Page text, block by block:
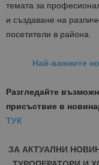
темата за
и създаване на
посетители в района.
Най-важните
Разгледайте
присъствие в
ТУК
ЗА АКТУАЛНИ